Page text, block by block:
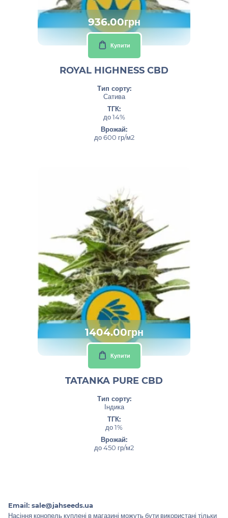
936.00грн
Купити
ROYAL HIGHNESS CBD
Тип сорту:
Сатива
ТГК:
до 14%
Врожай:
до 600 гр/м2
1404.00грн
Купити
TATANKA PURE CBD
Тип сорту:
Індика
ТГК:
до 1%
Врожай:
до 450 гр/м2
Email: sale@jahseeds.ua
Насіння конопель куплені в магазині можуть бути використані тільки